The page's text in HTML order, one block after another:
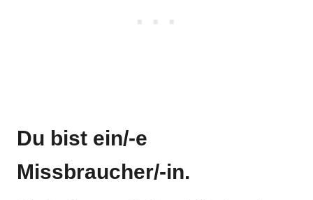
Du bist ein/-e
Missbraucher/-in.